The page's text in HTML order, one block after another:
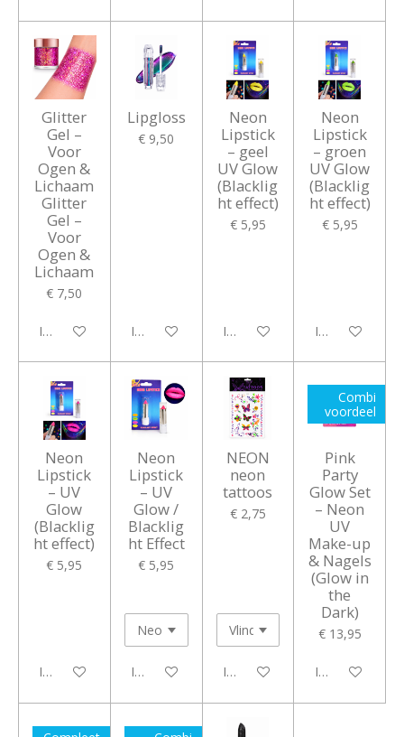
Glitter
Gel –
Voor
Ogen &
Lichaam
Glitter
Gel –
Voor
Ogen &
Lichaam
€ 7,50
In winkelwagen
Lipgloss
€ 9,50
In winkelwagen
Neon
Lipstick
– geel
UV Glow
(Blacklig
ht effect)
€ 5,95
In winkelwagen
Neon
Lipstick
– groen
UV Glow
(Blacklig
ht effect)
€ 5,95
In winkelwagen
Neon
Lipstick
– UV
Glow
(Blacklig
ht effect)
€ 5,95
In winkelwagen
Neon
Lipstick
– UV
Glow /
Blacklig
ht Effect
€ 5,95
In winkelwagen
NEON
neon
tattoos
€ 2,75
In winkelwagen
Combi
voordeel
Pink
Party
Glow Set
– Neon
UV
Make-up
& Nagels
(Glow in
the
Dark)
€ 13,95
In winkelwagen